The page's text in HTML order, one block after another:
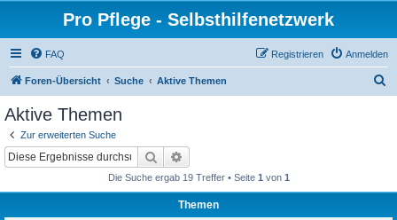
Pro Pflege - Selbsthilfenetzwerk
FAQ Anmelden
Registrieren
Foren-Übersicht Suche Aktive Themen
Aktive Themen
Zur erweiterten Suche
Suche
Die Suche ergab 19 Treffer • Seite 1 von 1
Themen